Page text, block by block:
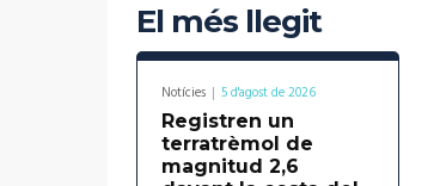
El més llegit
Notícies 5 d'agost de 2026
Registren un
terratrèmol de
magnitud 2,6